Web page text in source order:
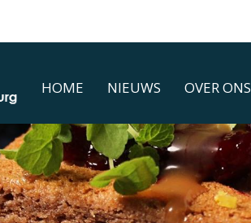
HOME NIEUWS OVER ONS